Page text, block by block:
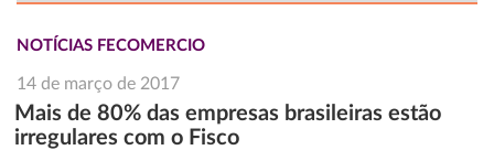
NOTÍCIAS FECOMERCIO
14 de março de 2017
Mais de 80% das empresas brasileiras estão
irregulares com o Fisco